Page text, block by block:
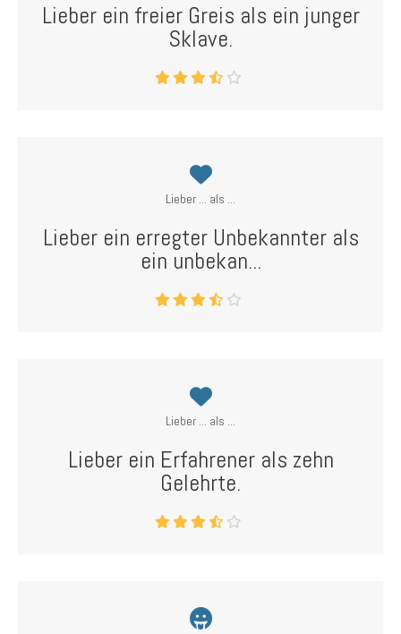
Lieber ein freier Greis als ein junger
Sklave.
Lieber ... als ...
Lieber ein erregter Unbekannter als
ein unbekan...
Lieber ... als ...
Lieber ein Erfahrener als zehn
Gelehrte.